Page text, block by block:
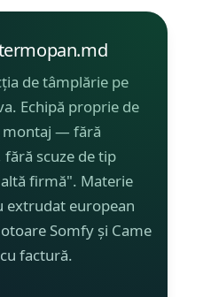
de tâmplărie pe
Echipă proprie de
montaj — fără
scuze de tip
firmă". Materie
extrudat european
Somfy și Came
factură.